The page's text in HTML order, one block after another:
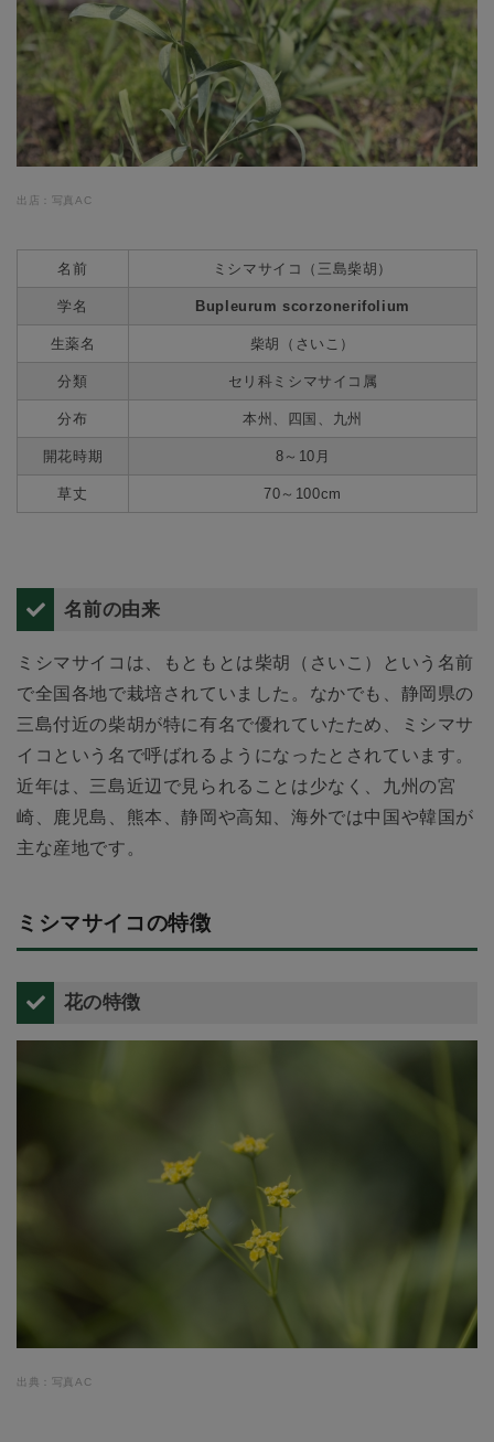
出店：写真AC
名前 ミシマサイコ（三島柴胡）
学名 Bupleurum scorzonerifolium
生薬名 柴胡（さいこ）
分類 セリ科ミシマサイコ属
分布 本州、四国、九州
開花時期 8～10月
草丈 70～100cm
名前の由来
ミシマサイコは、もともとは柴胡（さいこ）という名前
で全国各地で栽培されていました。なかでも、静岡県の
三島付近の柴胡が特に有名で優れていたため、ミシマサ
イコという名で呼ばれるようになったとされています。
近年は、三島近辺で見られることは少なく、九州の宮
崎、鹿児島、熊本、静岡や高知、海外では中国や韓国が
主な産地です。
ミシマサイコの特徴
花の特徴
出典：写真AC